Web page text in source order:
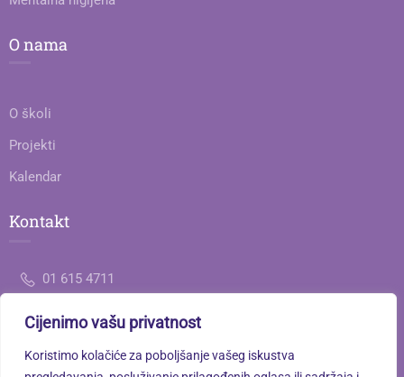
Cijenimo vašu privatnost
Koristimo kolačiće za poboljšanje vašeg iskustva
O nama
O školi
Projekti
Kalendar
Kontakt
01 615 4711
ured@gimnazija-jedanaesta-zg.skole.hr
Savska cesta 77, 10000 Zagreb